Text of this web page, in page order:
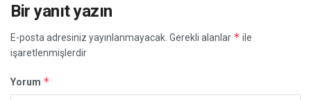
Bir yanıt yazın
E-posta adresiniz yayınlanmayacak. Gerekli alanlar * ile
işaretlenmişlerdir
Yorum *